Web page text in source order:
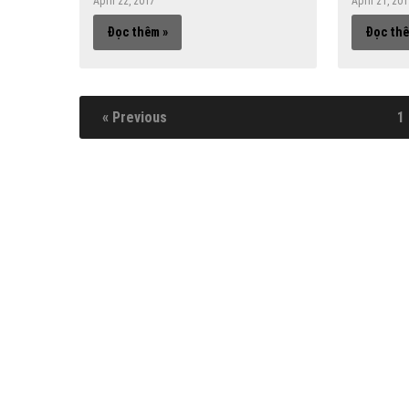
Đọc thêm » Đọc
« Previous 1